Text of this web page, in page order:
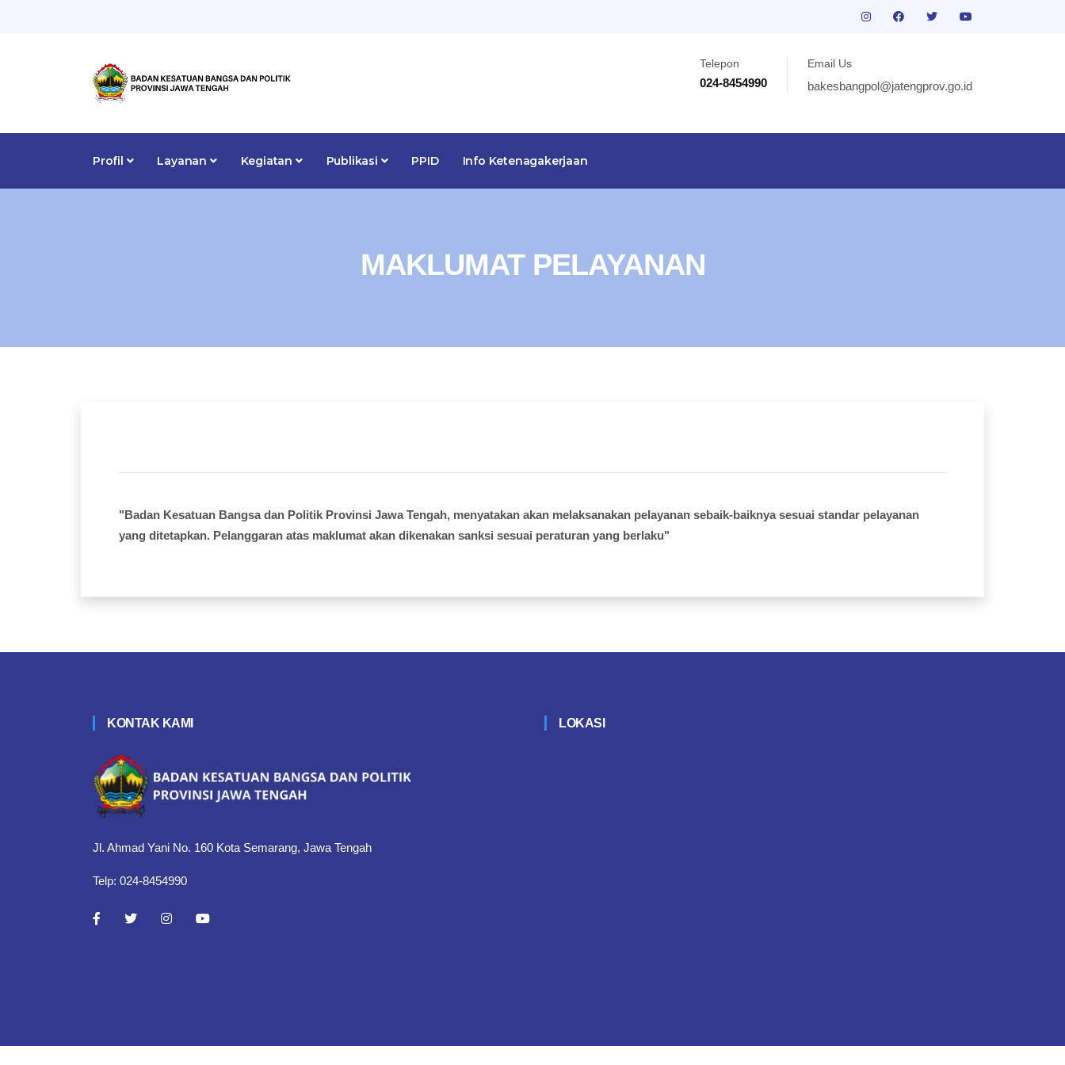
Telepon
024-8454990
Email Us
bakesbangpol@jatengprov.go.id
Profil Layanan Kegiatan Publikasi PPID Info Ketenagakerjaan
MAKLUMAT PELAYANAN
"Badan Kesatuan Bangsa dan Politik Provinsi Jawa Tengah, menyatakan akan melaksanakan pelayanan sebaik-baiknya sesuai standar pelayanan
yang ditetapkan. Pelanggaran atas maklumat akan dikenakan sanksi sesuai peraturan yang berlaku"
KONTAK KAMI
Jl. Ahmad Yani No. 160 Kota Semarang, Jawa Tengah
Telp: 024-8454990
LOKASI